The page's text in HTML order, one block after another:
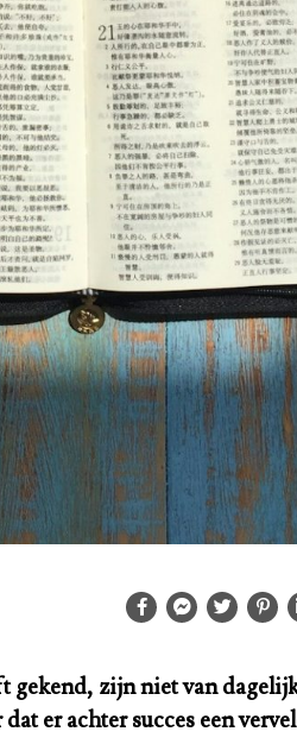
gekend, zijn niet van
er achter succes een